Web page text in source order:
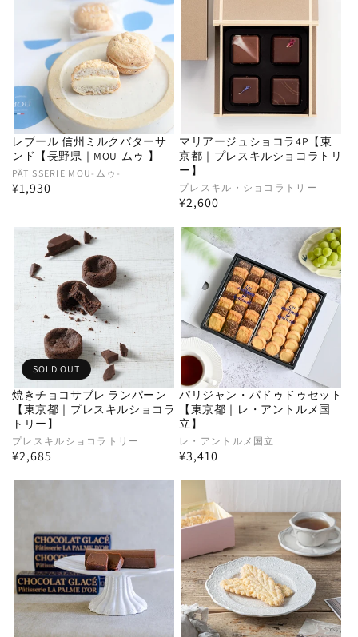
レブール 信州ミルクバターサ
ンド【長野県｜MOU-ムゥ-】
販
売
PÂTISSERIE MOU-ムゥ-
通
¥1,930
マリアージュショコラ4P【東
京都｜プレスキルショコラトリ
ー】
販
売
プレスキル・ショコラトリー
通
価
格
¥2,600
SOLD OUT
焼きチョコサブレ ランパーン
【東京都｜プレスキルショコラ
トリー】
販
売
プレスキルショコラトリー
通
¥2,685
パリジャン・パドゥドゥセット
【東京都｜レ・アントルメ国
立】
販
売
レ・アントルメ国立
通
格
¥3,410